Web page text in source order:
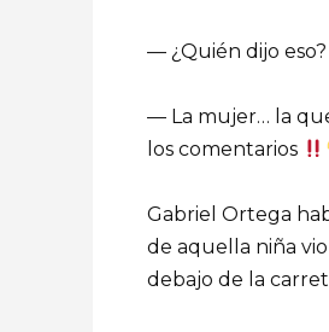
— ¿Quién dijo eso?
— La mujer… la
los comentarios
Gabriel Ortega
de aquella niña
debajo de la